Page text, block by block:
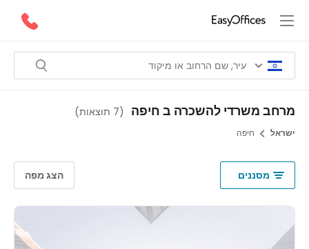
משרדי להשכרה ב חיפה (7 תוצאות )
חיפה
מסננים הצג מפה